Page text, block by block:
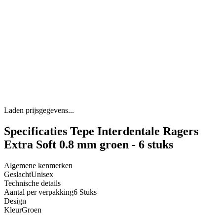
Laden prijsgegevens...
Specificaties Tepe Interdentale Ragers
Extra Soft 0.8 mm groen - 6 stuks
Algemene kenmerken
GeslachtUnisex
Technische details
Aantal per verpakking6 Stuks
Design
KleurGroen